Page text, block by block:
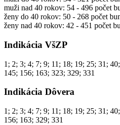
muži nad 40 rokov: 54 - 496 počet
ženy do 40 rokov: 50 - 268 počet
ženy nad 40 rokov: 42 - 451 počet
Indikácia VšZP
1; 2; 3; 4; 7; 9; 11; 18; 19; 25; 31;
145; 156; 163; 323; 329; 331
Indikácia Dôvera
1; 2; 3; 4; 7; 9; 11; 18; 19; 25; 31;
156; 163; 329; 331